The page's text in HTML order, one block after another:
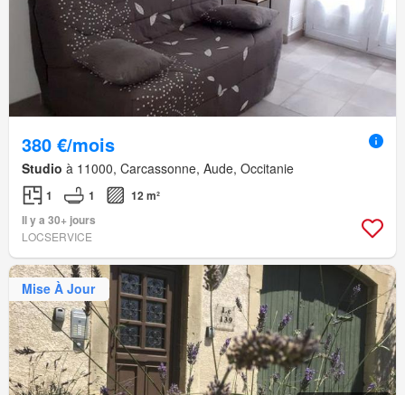
380 €/mois
Studio à 11000, Carcassonne, Aude, Occitanie
1 1
12 m²
Il y a 30+ jours
LOCSERVICE
Mise À Jour